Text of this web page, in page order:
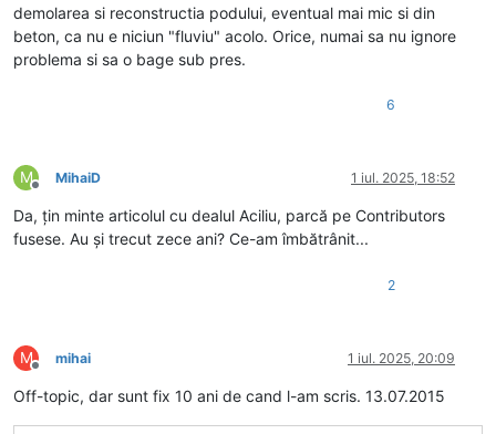
demolarea si reconstructia podului, eventual mai mic si din
beton, ca nu e niciun "fluviu" acolo. Orice, numai sa nu ignore
problema si sa o bage sub pres.
6
M
Deconectat
MihaiD 1 iul. 2025, 18:52
Da, țin minte articolul cu dealul Aciliu, parcă pe Contributors
fusese. Au și trecut zece ani? Ce-am îmbătrânit...
2
M
Deconectat
mihai 1 iul. 2025, 20:09
Off-topic, dar sunt fix 10 ani de cand l-am scris. 13.07.2015